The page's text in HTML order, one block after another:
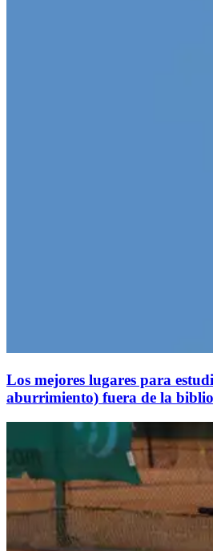
Los mejores lugares para
aburrimiento) fuera de la